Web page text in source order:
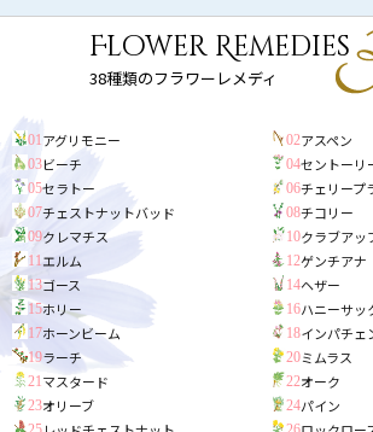
Flower Remedies
38種類のフラワーレメディ
01 アグリモニー 02アスペン
03ビーチ 04セントーリ
05セラトー 06チェリープ
07チェストナットバッド 08チコリー
09クレマチス 10クラブアッ
11エルム 12ゲンチアナ
13ゴース 14ヘザー
15ホリー 16ハニーサッ
17ホーンビーム 18インパチェ
19ラーチ 20ミムラス
21 マスタード 22オーク
23オリーブ 24パイン